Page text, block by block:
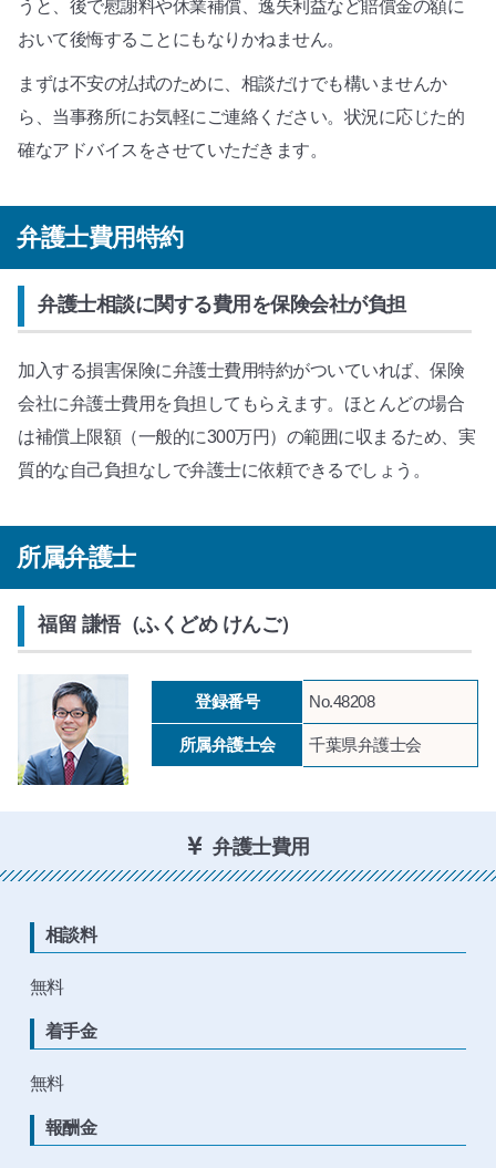
うと、後で慰謝料や休業補償、逸失利益など賠償金の額に
おいて後悔することにもなりかねません。
まずは不安の払拭のために、相談だけでも構いませんか
ら、当事務所にお気軽にご連絡ください。状況に応じた的
確なアドバイスをさせていただきます。
弁護士費用特約
弁護士相談に関する費用を保険会社が負担
加入する損害保険に弁護士費用特約がついていれば、保険
会社に弁護士費用を負担してもらえます。ほとんどの場合
は補償上限額（一般的に300万円）の範囲に収まるため、実
質的な自己負担なしで弁護士に依頼できるでしょう。
所属弁護士
福留 謙悟（ふくどめ けんご）
登録番号 No.48208
所属弁護士会 千葉県弁護士会
弁護士費用
相談料
無料
着手金
無料
報酬金